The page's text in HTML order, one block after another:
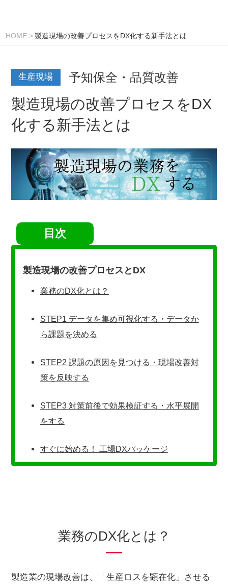
HOME 製造現場の改善プロセスをDX化する新手法とは
生産現場 予知保全・品質改善
製造現場の改善プロセスをDX
化する新手法とは
目次
製造現場の改善プロセスとDX
業務のDX化とは？
STEP1 データを集め可視化する・データか
ら課題を決める
STEP2 課題の原因を見つける・現場改善対
策を反映する
STEP3 対策前後で効果検証する・水平展開
をする
すぐに始める！ 工場DXパッケージ
業務のDX化とは？
製造業の現場改善は、「生産ロスを顕在化」させる